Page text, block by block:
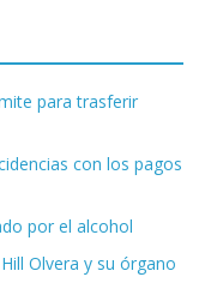
para trasferir
con los pagos
por el alcohol
Olvera y su órgano